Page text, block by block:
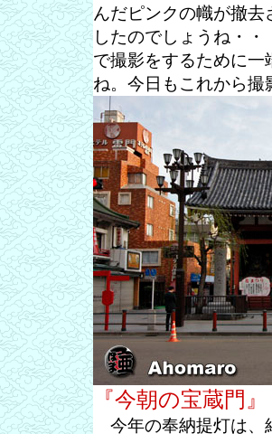
んだピンクの幟が撤去
したのでしょうね・・
で撮影をするために
ね。今日もこれから
『今朝の宝蔵門』
今年の奉納提灯は、